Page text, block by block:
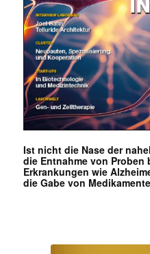
Ist nicht die Nase der
die Entnahme von Proben
Erkrankungen wie
die Gabe von